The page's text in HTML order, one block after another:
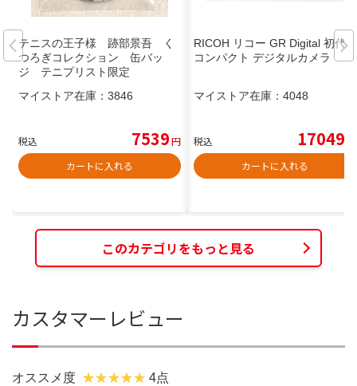
テニスの王子様 跡部景吾 く
つろぎコレクション 缶バッ
ジ テニプリスト限定
マイストア在庫： 3846
税込 7539円
カートに入れる
RICOH リコー GR Digital 初代
コンパクト デジタルカメラ
マイストア在庫： 4048
税込 17049
カートに入れる
このカテゴリをもっと見る
カスタマーレビュー
オススメ度 4点